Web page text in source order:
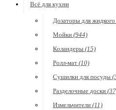
Всё для кухни
Дозаторы для
Мойки (944)
Коландеры (15)
Ролл-мат (10)
Сушилки для посуды
Разделочные доски
Измельчители (11)